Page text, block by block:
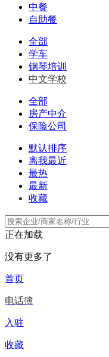
中餐
自助餐
全部
学车
钢琴培训
中文学校
全部
房产中介
保险公司
默认排序
离我最近
最热
最新
收藏
正在加载
没有更多了
首页
电话簿
入驻
收藏